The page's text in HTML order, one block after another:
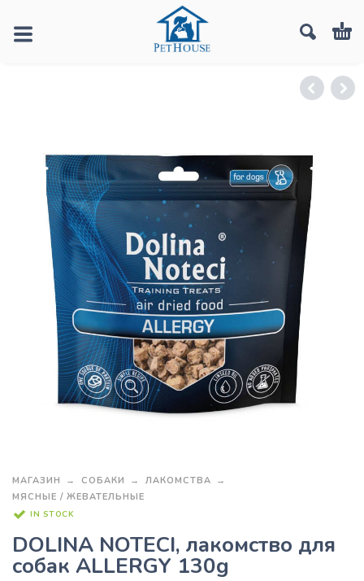
МАГАЗИН СОБАКИ
ЛАКОМСТВА
МЯСНЫЕ / ЖЕВАТЕЛЬНЫЕ
IN STOCK
DOLINA NOTECI, лакомство для
собак ALLERGY 130g